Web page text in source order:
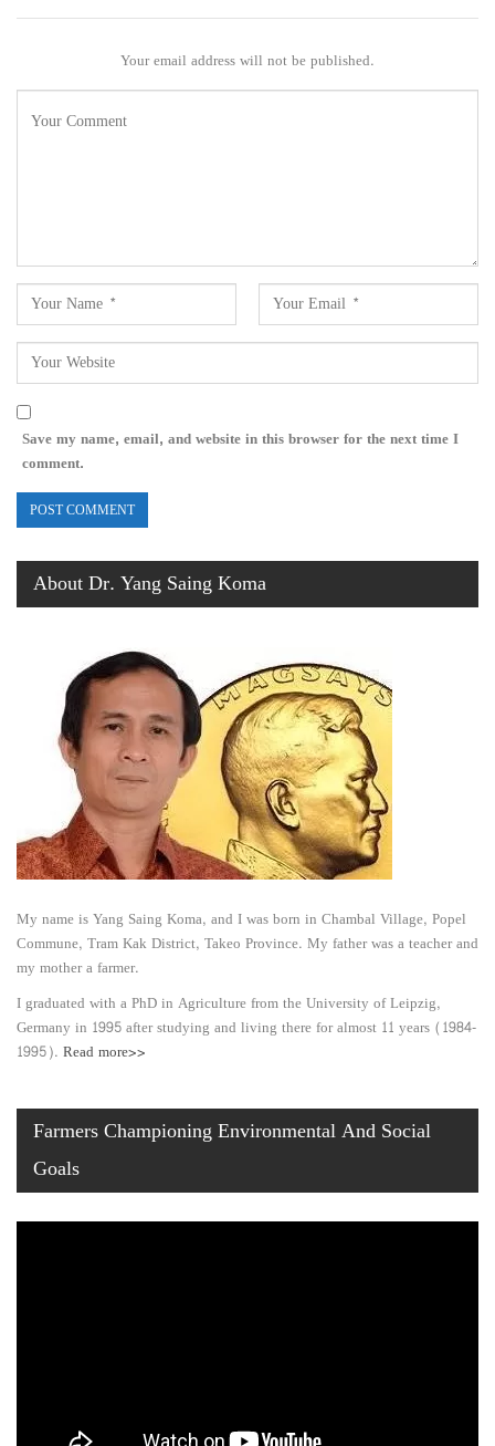
Your email address will not be published.
Save my name, email, and website in this browser for the next time I
comment.
About Dr. Yang Saing Koma
My name is Yang Saing Koma, and I was born in Chambal Village, Popel
Commune, Tram Kak District, Takeo Province. My father was a teacher and
my mother a farmer.
I graduated with a PhD in Agriculture from the University of Leipzig,
Germany in 1995 after studying and living there for almost 11 years (1984-
1995). Read more>>
Farmers Championing Environmental And Social
Goals